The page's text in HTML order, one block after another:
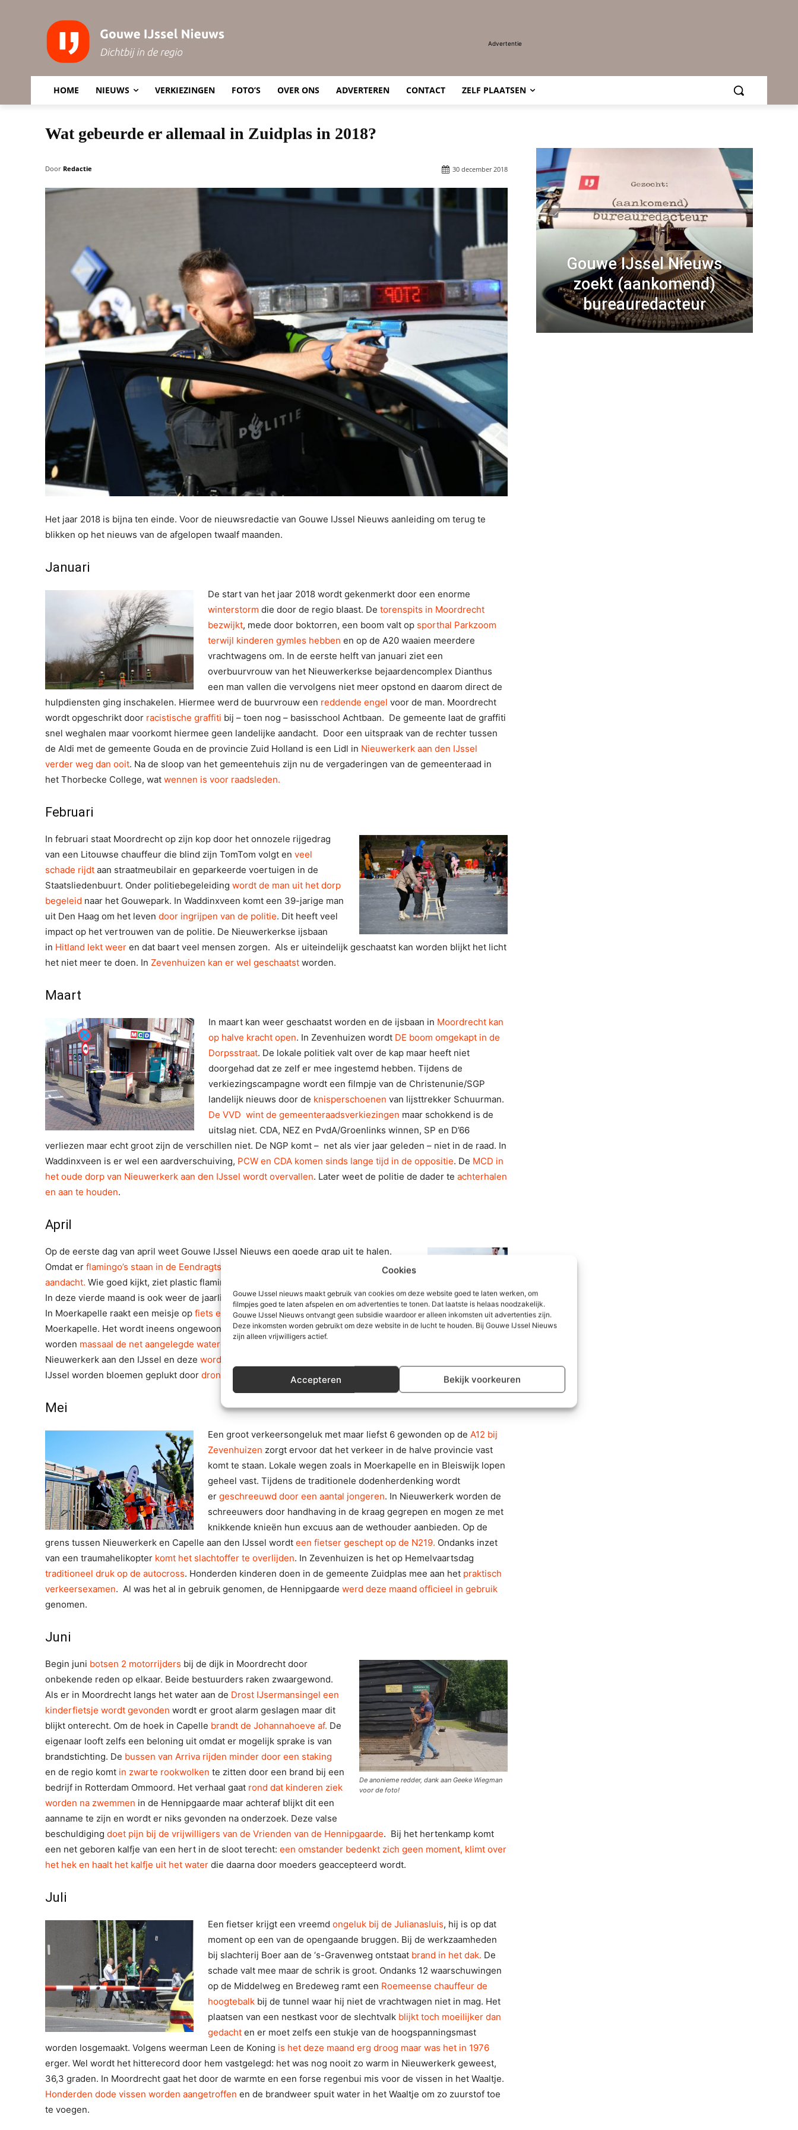
Cookies
Gouwe IJssel nieuws maakt gebruik van cookies om deze website goed te laten werken, om
filmpjes goed te laten afspelen en om advertenties te tonen. Dat laatste is helaas noodzakelijk.
Gouwe IJssel Nieuws ontvangt geen subsidie waardoor er alleen inkomsten uit advertenties zijn.
Deze inkomsten worden gebruikt om deze website in de lucht te houden. Bij Gouwe IJssel Nieuws
zijn alleen vrijwilligers actief.
Accepteren Bekijk voorkeuren
Advertentie
HOME NIEUWS VERKIEZINGEN FOTO’S OVER ONS ADVERTEREN CONTACT ZELF PLAATSEN
Wat gebeurde er allemaal in Zuidplas in 2018?
Door Redactie 30 december 2018
Het jaar 2018 is bijna ten einde. Voor de nieuwsredactie van Gouwe IJssel Nieuws aanleiding om terug te
blikken op het nieuws van de afgelopen twaalf maanden.
Januari
De start van het jaar 2018 wordt gekenmerkt door een enorme
winterstorm die door de regio blaast. De torenspits in Moordrecht
bezwijkt, mede door boktorren, een boom valt op sporthal Parkzoom
terwijl kinderen gymles hebben en op de A20 waaien meerdere
vrachtwagens om. In de eerste helft van januari ziet een
overbuurvrouw van het Nieuwerkerkse bejaardencomplex Dianthus
een man vallen die vervolgens niet meer opstond en daarom direct de
hulpdiensten ging inschakelen. Hiermee werd de buurvrouw een reddende engel voor de man. Moordrecht
wordt opgeschrikt door racistische graffiti bij – toen nog – basisschool Achtbaan. De gemeente laat de graffiti
snel weghalen maar voorkomt hiermee geen landelijke aandacht. Door een uitspraak van de rechter tussen
de Aldi met de gemeente Gouda en de provincie Zuid Holland is een Lidl in Nieuwerkerk aan den IJssel
verder weg dan ooit. Na de sloop van het gemeentehuis zijn nu de vergaderingen van de gemeenteraad in
het Thorbecke College, wat wennen is voor raadsleden.
Februari
In februari staat Moordrecht op zijn kop door het onnozele rijgedrag
van een Litouwse chauffeur die blind zijn TomTom volgt en veel
schade rijdt aan straatmeubilair en geparkeerde voertuigen in de
Staatsliedenbuurt. Onder politiebegeleiding wordt de man uit het dorp
begeleid naar het Gouwepark. In Waddinxveen komt een 39-jarige man
uit Den Haag om het leven door ingrijpen van de politie. Dit heeft veel
impact op het vertrouwen van de politie. De Nieuwerkerkse ijsbaan
in Hitland lekt weer en dat baart veel mensen zorgen. Als er uiteindelijk geschaatst kan worden blijkt het licht
het niet meer te doen. In Zevenhuizen kan er wel geschaatst worden.
Maart
In maart kan weer geschaatst worden en de ijsbaan in Moordrecht kan
op halve kracht open. In Zevenhuizen wordt DE boom omgekapt in de
Dorpsstraat. De lokale politiek valt over de kap maar heeft niet
doorgehad dat ze zelf er mee ingestemd hebben. Tijdens de
verkiezingscampagne wordt een filmpje van de Christenunie/SGP
landelijk nieuws door de knisperschoenen van lijsttrekker Schuurman.
De VVD wint de gemeenteraadsverkiezingen maar schokkend is de
uitslag niet. CDA, NEZ en PvdA/Groenlinks winnen, SP en D’66
verliezen maar echt groot zijn de verschillen niet. De NGP komt – net als vier jaar geleden – niet in de raad. In
Waddinxveen is er wel een aardverschuiving, PCW en CDA komen sinds lange tijd in de oppositie. De MCD in
het oude dorp van Nieuwerkerk aan den IJssel wordt overvallen. Later weet de politie de dader te achterhalen
en aan te houden.
April
Op de eerste dag van april weet Gouwe IJssel Nieuws een goede grap uit te halen.
Omdat er flamingo’s staan in de Eendragtspolder
lokaal en regionaal
aandacht. Wie goed kijkt, ziet plastic flamingo’s, geplaatst door een verslaggever, staan.
In deze vierde maand is ook weer de jaarlijkseRMS ride out(met video) in Moordrecht.
In Moerkapelle raakt een meisje op fiets ernstig gewondop de Bredeweg in
Moerkapelle. Het wordt ineens ongewoon heet en in de nieuwe Hennipgaarde
worden massaal de net aangelegde wateren opgezocht . Dit jaar is er ‘Kom in de kas’ in
Nieuwerkerk aan den IJssel en deze wordt erg druk bezocht
IJssel worden bloemen geplukt door dronken “kleuters” in de nacht maar de politie betrapt ze en beboet ze.
Mei
Een groot verkeersongeluk met maar liefst 6 gewonden op de A12 bij
Zevenhuizen zorgt ervoor dat het verkeer in de halve provincie vast
komt te staan. Lokale wegen zoals in Moerkapelle en in Bleiswijk lopen
geheel vast. Tijdens de traditionele dodenherdenking wordt
er geschreeuwd door een aantal jongeren. In Nieuwerkerk worden de
schreeuwers door handhaving in de kraag gegrepen en mogen ze met
knikkende knieën hun excuus aan de wethouder aanbieden. Op de
grens tussen Nieuwerkerk en Capelle aan den IJssel wordt een fietser geschept op de N219. Ondanks inzet
van een traumahelikopter komt het slachtoffer te overlijden. In Zevenhuizen is het op Hemelvaartsdag
traditioneel druk op de autocross. Honderden kinderen doen in de gemeente Zuidplas mee aan het praktisch
verkeersexamen. Al was het al in gebruik genomen, de Hennipgaarde werd deze maand officieel in gebruik
genomen.
Juni
De anonieme redder, dank aan Geeke Wiegman
voor de foto!
Begin juni botsen 2 motorrijders bij de dijk in Moordrecht door
onbekende reden op elkaar. Beide bestuurders raken zwaargewond.
Als er in Moordrecht langs het water aan de Drost IJsermansingel een
kinderfietsje wordt gevonden wordt er groot alarm geslagen maar dit
blijkt onterecht. Om de hoek in Capelle brandt de Johannahoeve af. De
eigenaar looft zelfs een beloning uit omdat er mogelijk sprake is van
brandstichting. De bussen van Arriva rijden minder door een staking
en de regio komt in zwarte rookwolken te zitten door een brand bij een
bedrijf in Rotterdam Ommoord. Het verhaal gaat rond dat kinderen ziek
worden na zwemmen in de Hennipgaarde maar achteraf blijkt dit een
aanname te zijn en wordt er niks gevonden na onderzoek. Deze valse
beschuldiging doet pijn bij de vrijwilligers van de Vrienden van de Hennipgaarde. Bij het hertenkamp komt
een net geboren kalfje van een hert in de sloot terecht: een omstander bedenkt zich geen moment, klimt over
het hek en haalt het kalfje uit het water die daarna door moeders geaccepteerd wordt.
Juli
Een fietser krijgt een vreemd ongeluk bij de Julianasluis, hij is op dat
moment op een van de opengaande bruggen. Bij de werkzaamheden
bij slachterij Boer aan de ‘s-Gravenweg ontstaat brand in het dak. De
schade valt mee maar de schrik is groot. Ondanks 12 waarschuwingen
op de Middelweg en Bredeweg ramt een Roemeense chauffeur de
hoogtebalk bij de tunnel waar hij niet de vrachtwagen niet in mag. Het
plaatsen van een nestkast voor de slechtvalk blijkt toch moeilijker dan
gedacht en er moet zelfs een stukje van de hoogspanningsmast
worden losgemaakt. Volgens weerman Leen de Koning is het deze maand erg droog maar was het in 1976
erger. Wel wordt het hitterecord door hem vastgelegd: het was nog nooit zo warm in Nieuwerkerk geweest,
36,3 graden. In Moordrecht gaat het door de warmte en een forse regenbui mis voor de vissen in het Waaltje.
Honderden dode vissen worden aangetroffen en de brandweer spuit water in het Waaltje om zo zuurstof toe
te voegen.
Gouwe IJssel Nieuws
zoekt (aankomend)
bureauredacteur